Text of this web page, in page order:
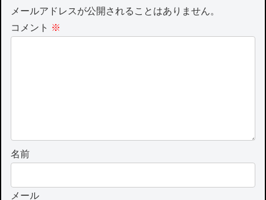
メールアドレスが公開されることはありません。
コメント ※
名前
メール